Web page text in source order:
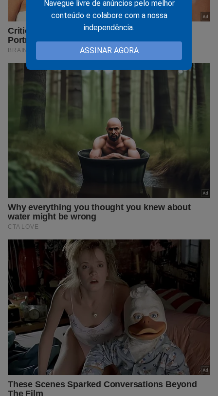
Navegue livre de anúncios pelo melhor
conteúdo e colabore com a nossa
independência.
ASSINAR AGORA